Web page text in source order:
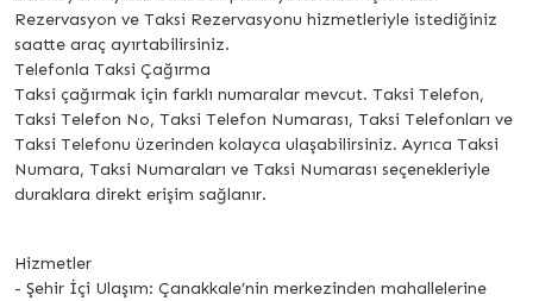
Rezervasyon ve Taksi Rezervasyonu hizmetleriyle istediğiniz
saatte araç ayırtabilirsiniz.
Telefonla Taksi Çağırma
Taksi çağırmak için farklı numaralar mevcut. Taksi Telefon,
Taksi Telefon No, Taksi Telefon Numarası, Taksi Telefonları ve
Taksi Telefonu üzerinden kolayca ulaşabilirsiniz. Ayrıca Taksi
Numara, Taksi Numaraları ve Taksi Numarası seçenekleriyle
duraklara direkt erişim sağlanır.
Hizmetler
- Şehir İçi Ulaşım: Çanakkale’nin merkezinden mahallelerine